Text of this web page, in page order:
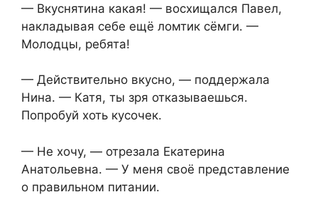
— Вкуснятина какая! — восхищался Павел,
накладывая себе ещё ломтик сёмги. —
Молодцы, ребята!
— Действительно вкусно, — поддержала
Нина. — Катя, ты зря отказываешься.
Попробуй хоть кусочек.
— Не хочу, — отрезала Екатерина
Анатольевна. — У меня своё представление
о правильном питании.